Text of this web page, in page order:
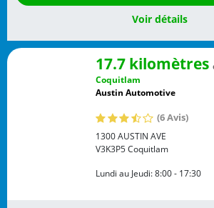
Voir détails
17.7 kilomètres
Coquitlam
Austin Automotive
(6 Avis)
1300 AUSTIN AVE
V3K3P5Coquitlam
Lundi au Jeudi:8:00 - 17:30